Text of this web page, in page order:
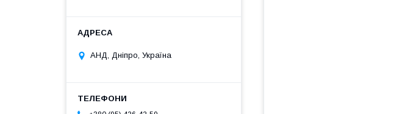
АНД, Дніпро, Україна